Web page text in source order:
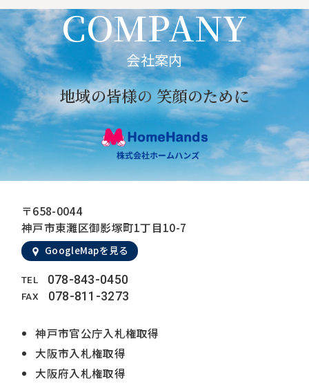
COMPANY
会社案内
地域の皆様の笑顔のために
〒658-0044
神戸市東灘区御影塚町1丁目10-7
GoogleMapを見る
TEL 078-843-0450
FAX 078-811-3273
神戸市官公庁入札権取得
大阪市入札権取得
大阪府入札権取得